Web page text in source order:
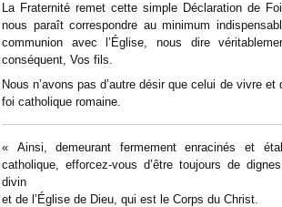
La Fraternité remet cette simple Déclaration de
nous paraît correspondre au minimum
communion avec l’Église, nous dire
conséquent, Vos fils.
Nous n’avons pas d’autre désir que celui de vivre et
foi catholique romaine.
« Ainsi, demeurant fermement enracinés et
catholique, efforcez-vous d’être toujours de
divin
et de l’Église de Dieu, qui est le Corps du Christ.